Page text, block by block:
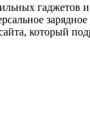
гаджетов
который